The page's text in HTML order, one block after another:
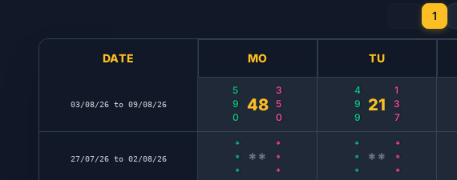
1
DATE MO TU
03/08/26 to 09/08/26 590 48 350 499 21 137
27/07/26 to 02/08/26 *** ** *** *** ** ***